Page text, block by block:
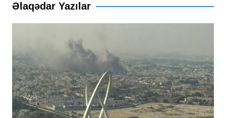
Əlaqədar Yazılar